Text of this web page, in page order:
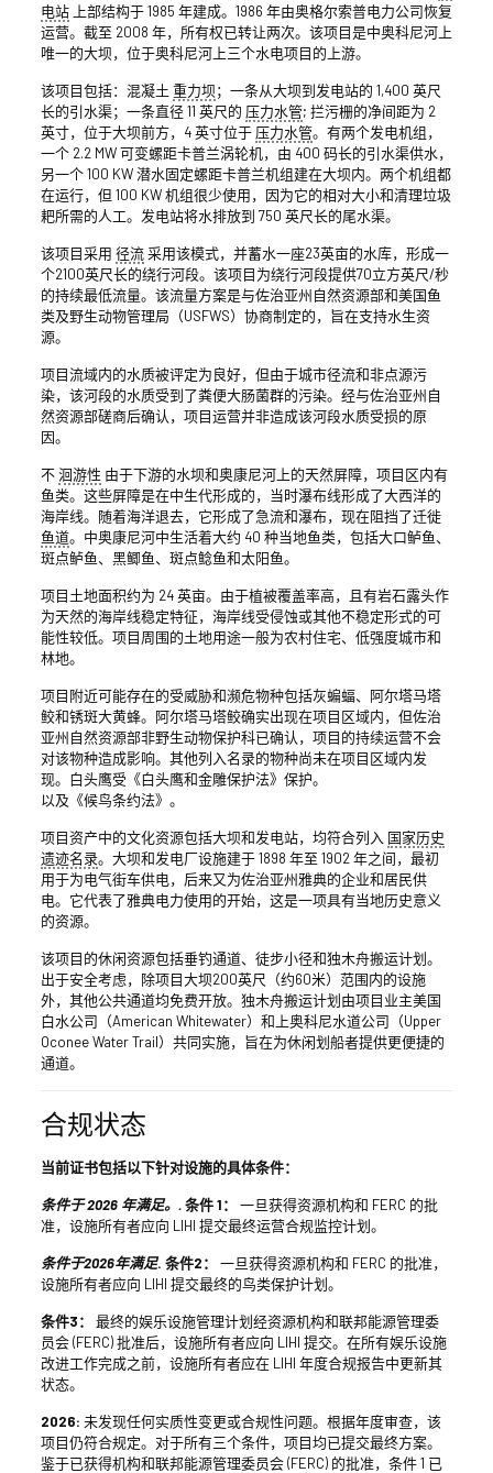
电站上部结构于 1985 年建成。1986 年由奥格尔索普电力公司恢复
运营。截至 2008 年，所有权已转让两次。该项目是中奥科尼河上
唯一的大坝，位于奥科尼河上三个水电项目的上游。
该项目包括：混凝土 重力坝；一条从大坝到发电站的 1,400 英尺
长的引水渠；一条直径 11 英尺的 压力水管; 拦污栅的净间距为 2
英寸，位于大坝前方，4 英寸位于 压力水管。有两个发电机组，
一个 2.2 MW 可变螺距卡普兰涡轮机，由 400 码长的引水渠供水，
另一个 100 KW 潜水固定螺距卡普兰机组建在大坝内。两个机组都
在运行，但 100 KW 机组很少使用，因为它的相对大小和清理垃圾
耙所需的人工。发电站将水排放到 750 英尺长的尾水渠。
该项目采用 径流采用该模式，并蓄水一座23英亩的水库，形成一
个2100英尺长的绕行河段。该项目为绕行河段提供70立方英尺/秒
的持续最低流量。该流量方案是与佐治亚州自然资源部和美国鱼
类及野生动物管理局（USFWS）协商制定的，旨在支持水生资
源。
项目流域内的水质被评定为良好，但由于城市径流和非点源污
染，该河段的水质受到了粪便大肠菌群的污染。经与佐治亚州自
然资源部磋商后确认，项目运营并非造成该河段水质受损的原
因。
不洄游性 由于下游的水坝和奥康尼河上的天然屏障，项目区内有
鱼类。这些屏障是在中生代形成的，当时瀑布线形成了大西洋的
海岸线。随着海洋退去，它形成了急流和瀑布，现在阻挡了迁徙
鱼道。中奥康尼河中生活着大约 40 种当地鱼类，包括大口鲈鱼、
斑点鲈鱼、黑鲫鱼、斑点鲶鱼和太阳鱼。
项目土地面积约为 24 英亩。由于植被覆盖率高，且有岩石露头作
为天然的海岸线稳定特征，海岸线受侵蚀或其他不稳定形式的可
能性较低。项目周围的土地用途一般为农村住宅、低强度城市和
林地。
项目附近可能存在的受威胁和濒危物种包括灰蝙蝠、阿尔塔马塔
鲛和锈斑大黄蜂。阿尔塔马塔鲛确实出现在项目区域内，但佐治
亚州自然资源部非野生动物保护科已确认，项目的持续运营不会
对该物种造成影响。其他列入名录的物种尚未在项目区域内发
现。白头鹰受《白头鹰和金雕保护法》保护。
以及《候鸟条约法》。
项目资产中的文化资源包括大坝和发电站，均符合列入 国家历史
遗迹名录。大坝和发电厂设施建于 1898 年至 1902 年之间，最初
用于为电气街车供电，后来又为佐治亚州雅典的企业和居民供
电。它代表了雅典电力使用的开始，这是一项具有当地历史意义
的资源。
该项目的休闲资源包括垂钓通道、徒步小径和独木舟搬运计划。
出于安全考虑，除项目大坝200英尺（约60米）范围内的设施
外，其他公共通道均免费开放。独木舟搬运计划由项目业主美国
白水公司（American Whitewater）和上奥科尼水道公司（Upper
Oconee Water Trail）共同实施，旨在为休闲划船者提供更便捷的
通道。
合规状态
当前证书包括以下针对设施的具体条件：
条件于 2026 年满足。.条件 1： 一旦获得资源机构和 FERC 的批
准，设施所有者应向 LIHI 提交最终运营合规监控计划。
条件于2026年满足. 条件2： 一旦获得资源机构和 FERC 的批准，
设施所有者应向 LIHI 提交最终的鸟类保护计划。
条件3： 最终的娱乐设施管理计划经资源机构和联邦能源管理委
员会 (FERC) 批准后，设施所有者应向 LIHI 提交。在所有娱乐设施
改进工作完成之前，设施所有者应在 LIHI 年度合规报告中更新其
状态。
2026: 未发现任何实质性变更或合规性问题。根据年度审查，该
项目仍符合规定。对于所有三个条件，项目均已提交最终方案。
鉴于已获得机构和联邦能源管理委员会 (FERC) 的批准，条件 1 已